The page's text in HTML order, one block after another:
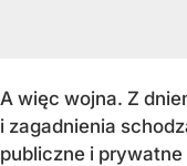
A więc wojna. Z
i zagadnienia
publiczne i